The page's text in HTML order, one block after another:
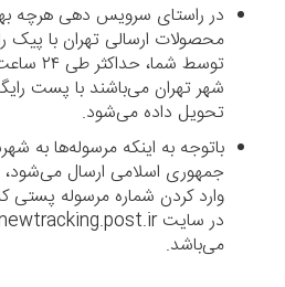
در راستای سرویس دهی هرچه
محصولات ارسالی تهران با پیک
توسط
تحویل داده می‌شود.
باتوجه به اینکه مرسوله‌ها
جمهوری اسلامی ارسال می‌شود،
وارد کردن شماره مرسوله
می‌باشد.